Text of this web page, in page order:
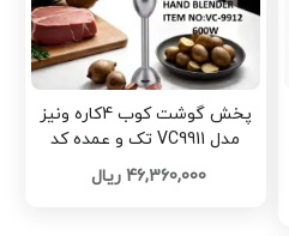
پخش گوشت کوب 4کاره ونیز
مدل VC9911 تک و عمده کد
Z3174
46,360,000 ریال